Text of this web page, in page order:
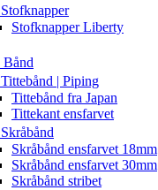
Stofknapper
Stofknapper Liberty
Tittebånd | Piping
Tittebånd fra Japan
Tittekant ensfarvet
Skråbånd
Skråbånd ensfarvet 18mm
Skråbånd ensfarvet 30mm
Skråbånd stribet